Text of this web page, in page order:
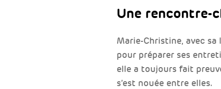
Une rencontre-
Marie-Christine, avec
pour préparer ses
elle a toujours fait
s’est nouée entre elles.